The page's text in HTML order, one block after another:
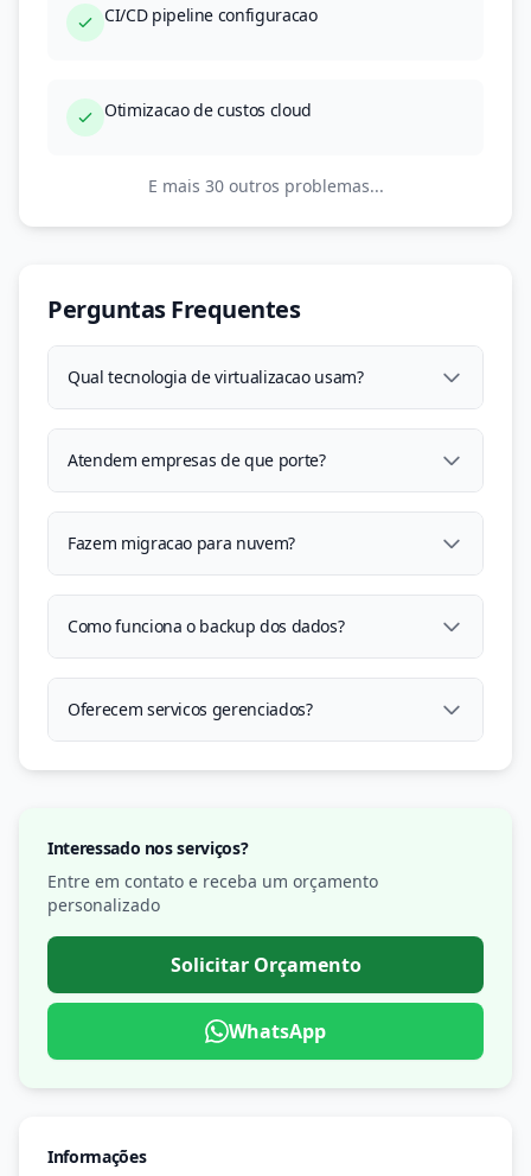
CI/CD pipeline configuracao
Otimizacao de custos cloud
E mais 30 outros problemas...
Perguntas Frequentes
Qual tecnologia de virtualizacao usam?
Atendem empresas de que porte?
Fazem migracao para nuvem?
Como funciona o backup dos dados?
Oferecem servicos gerenciados?
Interessado nos serviços?
Entre em contato e receba um orçamento
personalizado
Solicitar Orçamento
WhatsApp
Informações